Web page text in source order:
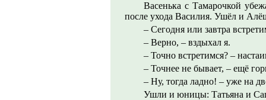
Васенька с Тамарочкой
после ухода Василия. Ушёл и
– Сегодня или завтра
– Верно, – вздыхал я.
– Точно встретимся? –
– Точнее не бывает, – ещё
– Ну, тогда ладно! – уже на
Ушли и юницы: Татьяна и